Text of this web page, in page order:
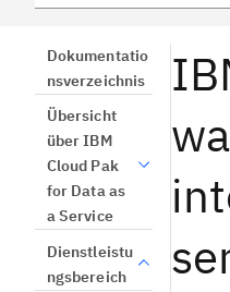
Dokumentatio
nsverzeichnis
Übersicht
über IBM
Cloud Pak
for Data as
a Service
Dienstleistu
ngsbereich